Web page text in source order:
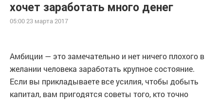
хочет заработать много денег
05:00 23 марта 2017
Амбиции — это замечательно и нет ничего плохого в
желании человека заработать крупное состояние.
Если вы прикладываете все усилия, чтобы добыть
капитал, вам пригодятся советы того, кто точно